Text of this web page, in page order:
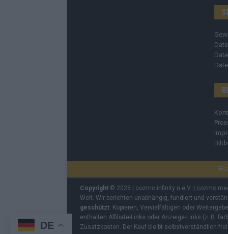
Copyright © 2025 | cozmo infinity n.e.V. | cozmo
Welt. Wir berichten unabhängig, fundiert und
geschützt . Kopieren, Vervielfältigen oder
enthalten Affiliate-Links oder Anzeige-Links (z. B.
Zusatzkosten. Der Kauf bleibt selbstverständlich
DE